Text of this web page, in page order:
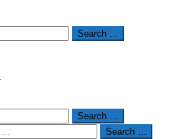
Search …
Search …
Search …